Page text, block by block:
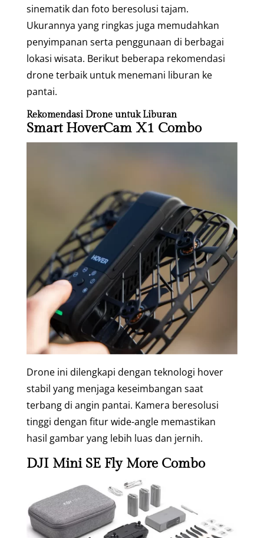
sinematik dan foto beresolusi tajam.
Ukurannya yang ringkas juga memudahkan
penyimpanan serta penggunaan di berbagai
lokasi wisata. Berikut beberapa rekomendasi
drone terbaik untuk menemani liburan ke
pantai.
Rekomendasi Drone untuk Liburan
Smart HoverCam X1 Combo
Drone ini dilengkapi dengan teknologi hover
stabil yang menjaga keseimbangan saat
terbang di angin pantai. Kamera beresolusi
tinggi dengan fitur wide-angle memastikan
hasil gambar yang lebih luas dan jernih.
DJI Mini SE Fly More Combo